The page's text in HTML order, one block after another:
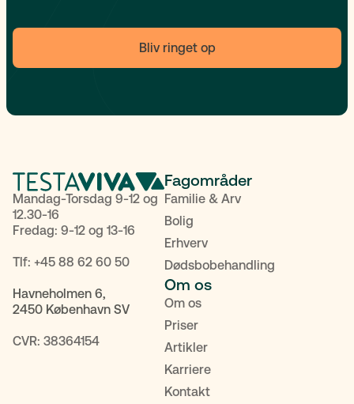
Bliv ringet op
Mandag-Torsdag 9-12 og
12.30-16
Fredag: 9-12 og 13-16
Tlf: +45 88 62 60 50
Havneholmen 6,
2450 København SV
CVR: 38364154
Fagområder
Familie & Arv
Bolig
Erhverv
Dødsbobehandling
Om os
Om os
Priser
Artikler
Karriere
Kontakt